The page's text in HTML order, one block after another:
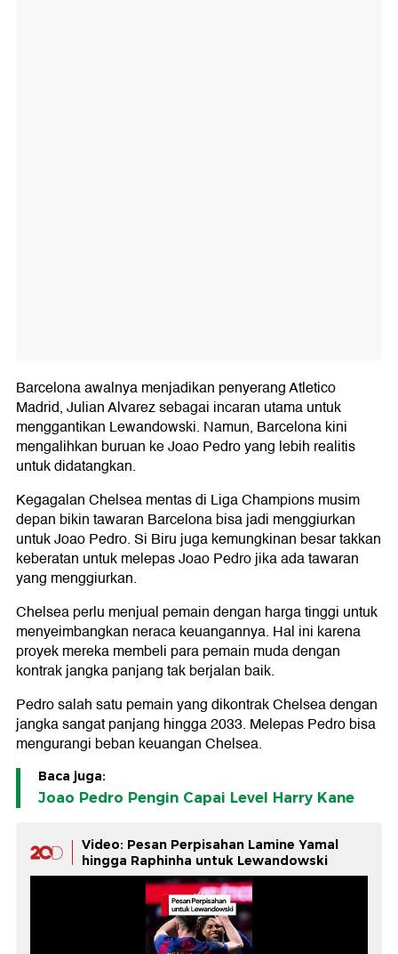
Barcelona awalnya menjadikan penyerang Atletico
Madrid, Julian Alvarez sebagai incaran utama untuk
menggantikan Lewandowski. Namun, Barcelona kini
mengalihkan buruan ke Joao Pedro yang lebih realitis
untuk didatangkan.
Kegagalan Chelsea mentas di Liga Champions musim
depan bikin tawaran Barcelona bisa jadi menggiurkan
untuk Joao Pedro. Si Biru juga kemungkinan besar takkan
keberatan untuk melepas Joao Pedro jika ada tawaran
yang menggiurkan.
Chelsea perlu menjual pemain dengan harga tinggi untuk
menyeimbangkan neraca keuangannya. Hal ini karena
proyek mereka membeli para pemain muda dengan
kontrak jangka panjang tak berjalan baik.
Pedro salah satu pemain yang dikontrak Chelsea dengan
jangka sangat panjang hingga 2033. Melepas Pedro bisa
mengurangi beban keuangan Chelsea.
Baca juga:
Joao Pedro Pengin Capai Level Harry Kane
Video: Pesan Perpisahan Lamine Yamal
hingga Raphinha untuk Lewandowski